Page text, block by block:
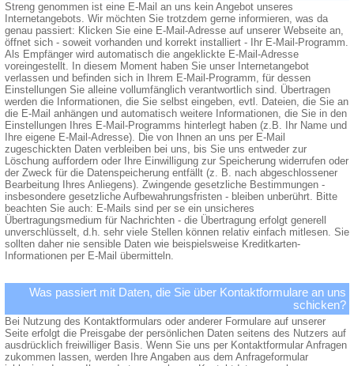
Streng genommen ist eine E-Mail an uns kein Angebot unseres
Internetangebots. Wir möchten Sie trotzdem gerne informieren, was da
genau passiert: Klicken Sie eine E-Mail-Adresse auf unserer Webseite an,
öffnet sich - soweit vorhanden und korrekt installiert - Ihr E-Mail-Programm.
Als Empfänger wird automatisch die angeklickte E-Mail-Adresse
voreingestellt. In diesem Moment haben Sie unser Internetangebot
verlassen und befinden sich in Ihrem E-Mail-Programm, für dessen
Einstellungen Sie alleine vollumfänglich verantwortlich sind. Übertragen
werden die Informationen, die Sie selbst eingeben, evtl. Dateien, die Sie an
die E-Mail anhängen und automatisch weitere Informationen, die Sie in den
Einstellungen Ihres E-Mail-Programms hinterlegt haben (z.B. Ihr Name und
Ihre eigene E-Mail-Adresse). Die von Ihnen an uns per E-Mail
zugeschickten Daten verbleiben bei uns, bis Sie uns entweder zur
Löschung auffordern oder Ihre Einwilligung zur Speicherung widerrufen oder
der Zweck für die Datenspeicherung entfällt (z. B. nach abgeschlossener
Bearbeitung Ihres Anliegens). Zwingende gesetzliche Bestimmungen -
insbesondere gesetzliche Aufbewahrungsfristen - bleiben unberührt. Bitte
beachten Sie auch: E-Mails sind per se ein unsicheres
Übertragungsmedium für Nachrichten - die Übertragung erfolgt generell
unverschlüsselt, d.h. sehr viele Stellen können relativ einfach mitlesen. Sie
sollten daher nie sensible Daten wie beispielsweise Kreditkarten-
Informationen per E-Mail übermitteln.
Was passiert mit Daten, die Sie über Kontaktformulare an uns
schicken?
Bei Nutzung des Kontaktformulars oder anderer Formulare auf unserer
Seite erfolgt die Preisgabe der persönlichen Daten seitens des Nutzers auf
ausdrücklich freiwilliger Basis. Wenn Sie uns per Kontaktformular Anfragen
zukommen lassen, werden Ihre Angaben aus dem Anfrageformular